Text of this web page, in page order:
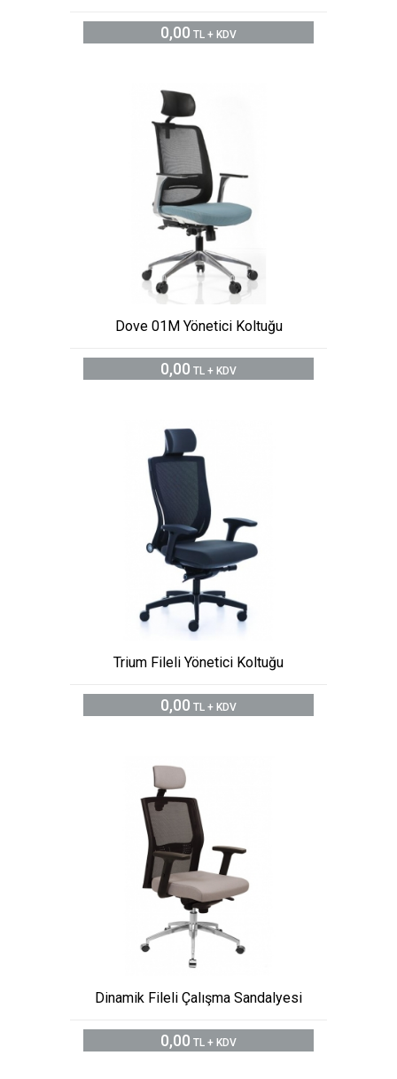
0,00 TL + KDV
Dove 01M Yönetici Koltuğu
0,00 TL + KDV
Trium Fileli Yönetici Koltuğu
0,00 TL + KDV
Dinamik Fileli Çalışma Sandalyesi
0,00 TL + KDV